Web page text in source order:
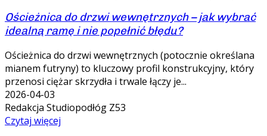
Ościeżnica do drzwi wewnętrznych – jak wybrać
idealną ramę i nie popełnić błędu?
Ościeżnica do drzwi wewnętrznych (potocznie określana
mianem futryny) to kluczowy profil konstrukcyjny, który
przenosi ciężar skrzydła i trwale łączy je...
2026-04-03
Redakcja Studiopodłóg Z53
Czytaj więcej